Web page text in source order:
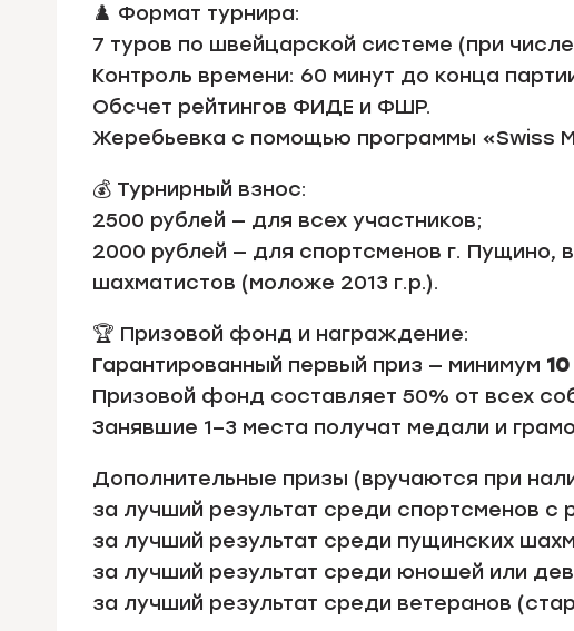
♟️ Формат турнира:
7 туров по швейцарской системе (при
Контроль времени: 60 минут до конца
Обсчет рейтингов ФИДЕ и ФШР.
Жеребьевка с помощью программы «Swiss
💰 Турнирный взнос:
2500 рублей — для всех участников;
2000 рублей — для спортсменов г. Пущино,
шахматистов (моложе 2013 г.р.).
🏆 Призовой фонд и награждение:
Гарантированный первый приз — минимум
Призовой фонд составляет 50% от всех
Занявшие 1–3 места получат медали и
Дополнительные призы (вручаются при
за лучший результат среди спортсменов с
за лучший результат среди пущинских
за лучший результат среди юношей или
за лучший результат среди ветеранов